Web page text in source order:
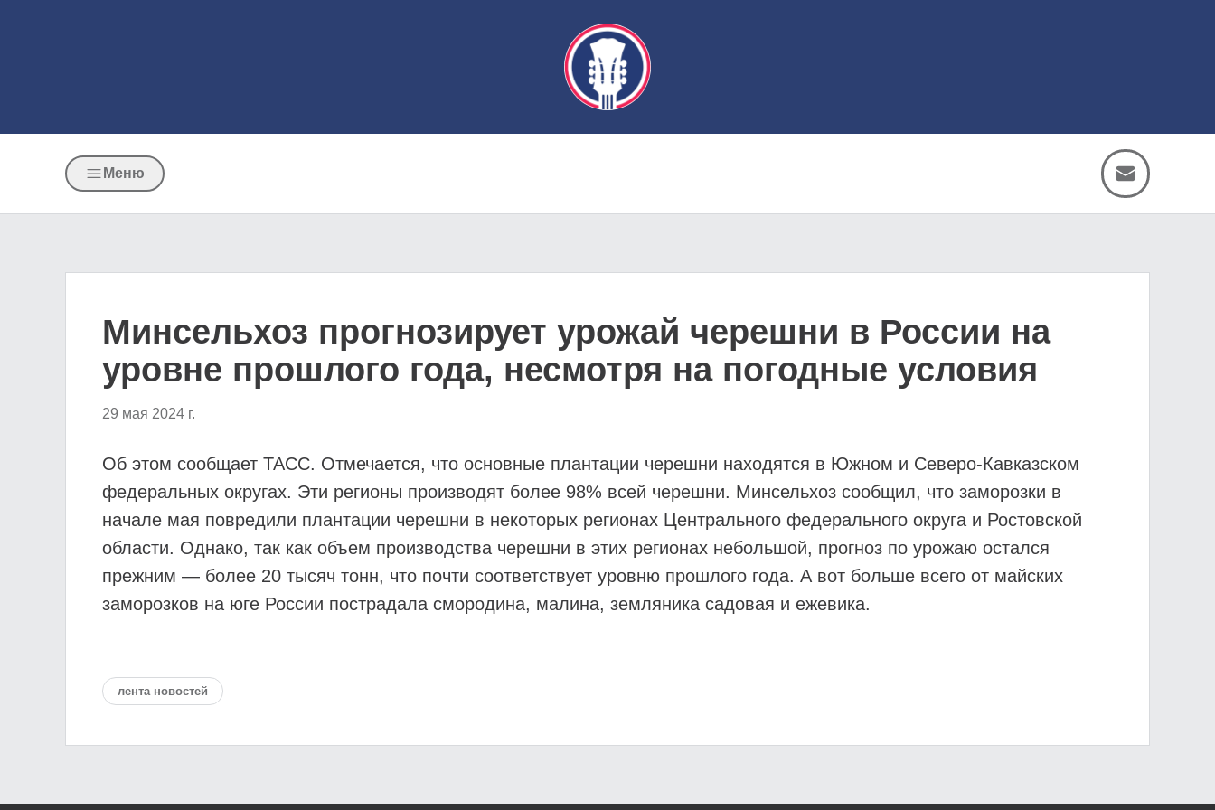
Меню
Минсельхоз прогнозирует урожай черешни в России на
уровне прошлого года, несмотря на погодные условия
29 мая 2024 г.
Об этом сообщает ТАСС. Отмечается, что основные плантации черешни находятся в Южном и Северо-Кавказском
федеральных округах. Эти регионы производят более 98% всей черешни. Минсельхоз сообщил, что заморозки в
начале мая повредили плантации черешни в некоторых регионах Центрального федерального округа и Ростовской
области. Однако, так как объем производства черешни в этих регионах небольшой, прогноз по урожаю остался
прежним — более 20 тысяч тонн, что почти соответствует уровню прошлого года. А вот больше всего от майских
заморозков на юге России пострадала смородина, малина, земляника садовая и ежевика.
лента новостей